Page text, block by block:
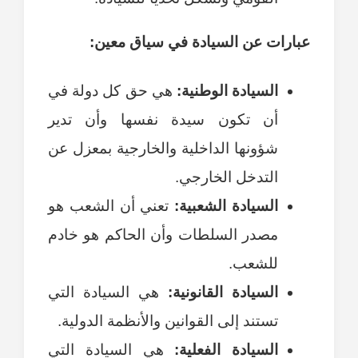
عبارات عن السيادة في سياق معين:
السيادة الوطنية: هي حق كل دولة في
أن تكون سيدة نفسها وأن تدير
شؤونها الداخلية والخارجية بمعزل عن
التدخل الخارجي.
السيادة الشعبية: تعني أن الشعب هو
مصدر السلطات وأن الحاكم هو خادم
للشعب.
السيادة القانونية: هي السيادة التي
تستند إلى القوانين والأنظمة الدولية.
السيادة الفعلية: هي السيادة التي